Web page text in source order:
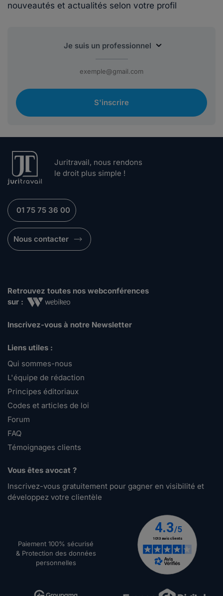
nouveautés et actualités selon votre profil
S'inscrire
Juritravail, nous rendons
le droit plus simple !
01 75 75 36 00
Nous contacter
Retrouvez toutes nos webconférences
sur :
Inscrivez-vous à notre Newsletter
Liens utiles :
Qui sommes-nous
L'équipe de rédaction
Principes éditoriaux
Codes et articles de loi
Forum
FAQ
Témoignages clients
Vous êtes avocat ?
Inscrivez-vous gratuitement pour gagner en visibilité et
développez votre clientèle
Paiement 100% sécurisé
& Protection des données
personnelles